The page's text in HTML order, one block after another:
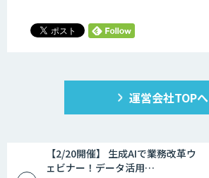
運営会社TOPへ
【2/20開催】 生成AIで業務改革ウ
ェビナー！データ活用…